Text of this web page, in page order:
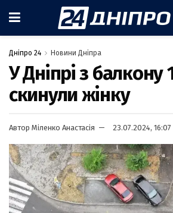
Дніпро 24 Новини Дніпра
У Дніпрі з балкону
скинули жінку
Автор Міленко Анастасія 23.07.2024, 16:07